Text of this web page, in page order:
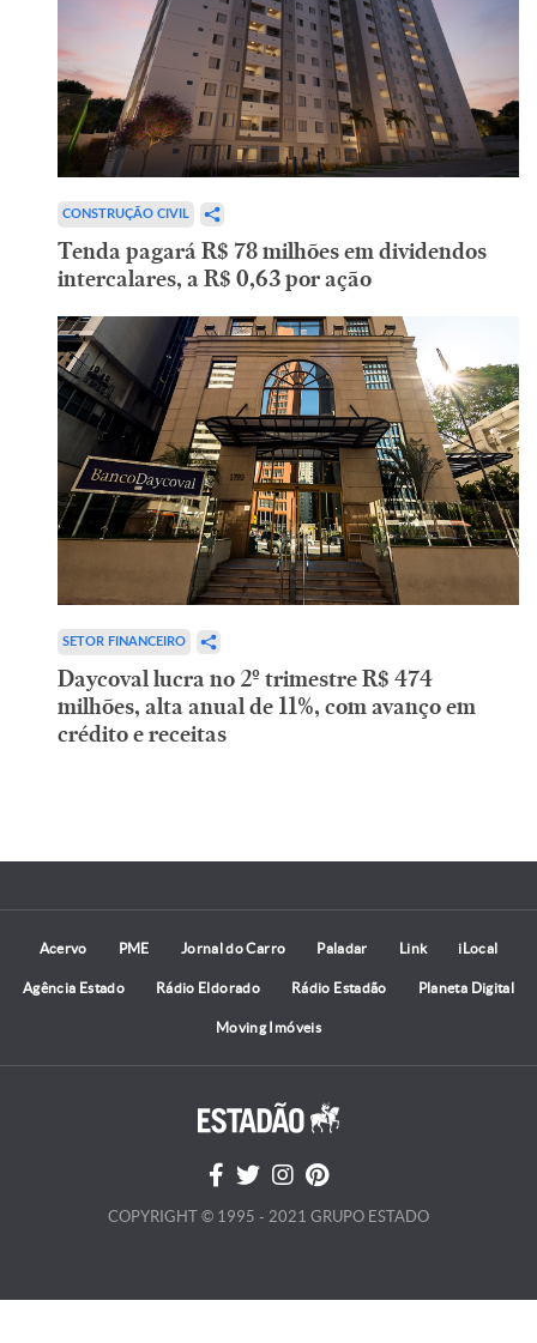
CONSTRUÇÃO CIVIL
Tenda pagará R$ 78 milhões em dividendos
intercalares, a R$ 0,63 por ação
SETOR FINANCEIRO
Daycoval lucra no 2º trimestre R$ 474
milhões, alta anual de 11%, com avanço em
crédito e receitas
Acervo PME Jornal do Carro Paladar Link iLocal
Agência Estado Rádio Eldorado Rádio Estadão Planeta Digital
Moving Imóveis
COPYRIGHT © 1995 - 2021 GRUPO ESTADO